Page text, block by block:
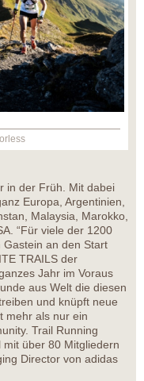
in der Früh. Mit dabei
Europa, Argentinien,
Malaysia, Marokko,
“Für viele der 1200
an den Start
TRAILS der
Jahr im Voraus
aus Welt die diesen
und knüpft neue
mehr als nur ein
Trail Running
über 80 Mitgliedern
Director von adidas